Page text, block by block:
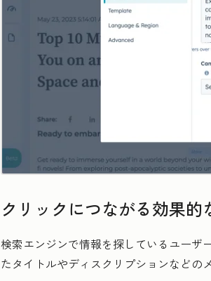
クリックにつながる効果
検索エンジンで情報を探しているユーザ
たタイトルやディスクリプションなどの